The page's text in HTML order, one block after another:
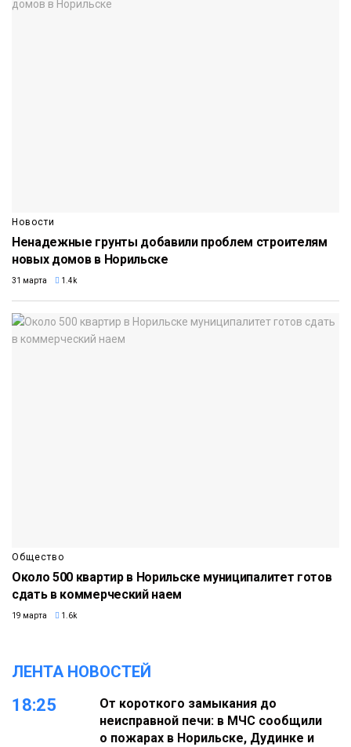
Новости
Ненадежные грунты добавили проблем строителям
новых домов в Норильске
31 марта 1.4k
Общество
Около 500 квартир в Норильске муниципалитет готов
сдать в коммерческий наем
19 марта 1.6k
ЛЕНТА НОВОСТЕЙ
18:25
От короткого замыкания до
неисправной печи: в МЧС сообщили
о пожарах в Норильске, Дудинке и